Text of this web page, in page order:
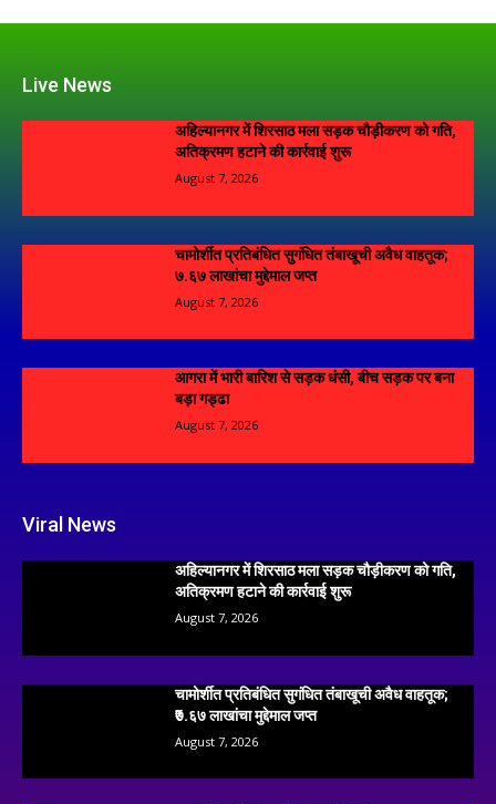
Live News
अहिल्यानगर में शिरसाठ मला सड़क चौड़ीकरण को गति,
अतिक्रमण हटाने की कार्रवाई शुरू
August 7, 2026
चामोर्शीत प्रतिबंधित सुगंधित तंबाखूची अवैध वाहतूक;
₹७.६७ लाखांचा मुद्देमाल जप्त
August 7, 2026
आगरा में भारी बारिश से सड़क धंसी, बीच सड़क पर बना
बड़ा गड्ढा
August 7, 2026
Viral News
अहिल्यानगर में शिरसाठ मला सड़क चौड़ीकरण को गति,
अतिक्रमण हटाने की कार्रवाई शुरू
August 7, 2026
चामोर्शीत प्रतिबंधित सुगंधित तंबाखूची अवैध वाहतूक;
₹७.६७ लाखांचा मुद्देमाल जप्त
August 7, 2026